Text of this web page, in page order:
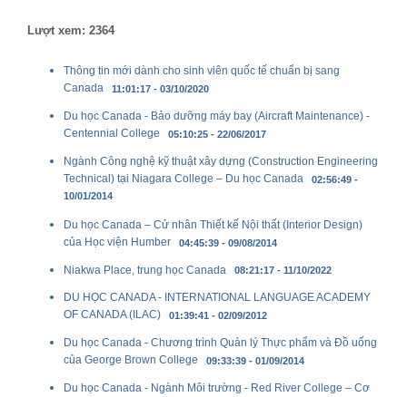
Lượt xem: 2364
Thông tin mới dành cho sinh viên quốc tế chuẩn bị sang
Canada 11:01:17 - 03/10/2020
Du học Canada - Bảo dưỡng máy bay (Aircraft Maintenance) -
Centennial College 05:10:25 - 22/06/2017
Ngành Công nghệ kỹ thuật xây dựng (Construction Engineering
Technical) tại Niagara College – Du học Canada 02:56:49 -
10/01/2014
Du học Canada – Cử nhân Thiết kế Nội thất (Interior Design)
của Học viện Humber 04:45:39 - 09/08/2014
Niakwa Place, trung học Canada 08:21:17 - 11/10/2022
DU HỌC CANADA - INTERNATIONAL LANGUAGE ACADEMY
OF CANADA (ILAC) 01:39:41 - 02/09/2012
Du học Canada - Chương trình Quản lý Thực phẩm và Đồ uống
của George Brown College 09:33:39 - 01/09/2014
Du học Canada - Ngành Môi trường - Red River College – Cơ